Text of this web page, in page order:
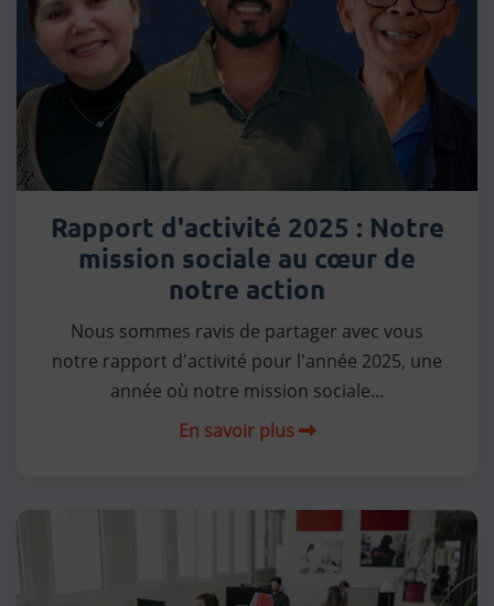
Rapport d'activité 2025 : Notre
mission sociale au cœur de
notre action
Nous sommes ravis de partager avec vous
notre rapport d'activité pour l'année 2025, une
année où notre mission sociale...
En savoir plus